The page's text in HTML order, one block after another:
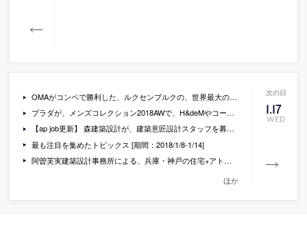
1.17
WED
OMAがコンペで勝利した、ルクセンブルクの、世界最大の鉄鋼メーカー アルセロール・ミッタルの新社屋の画像・模型写真・ドローイングなど
プラダが、メンズコレクション2018AWで、H&deMやコールハースらにナイロンウェアのデザインを依頼
【ap job更新】 森建築設計が、建築意匠設計スタッフを募集中
最も注目を集めたトピックス [期間：2018/1/8-1/14]
阿曽芙実建築設計事務所による、兵庫・神戸の住宅+アトリエ「Hat house」
ほか